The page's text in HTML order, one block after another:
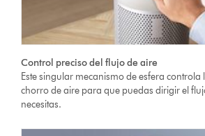
Control preciso del flujo de aire
Este singular mecanismo de esfera controla
chorro de aire para que puedas dirigir el
necesitas.